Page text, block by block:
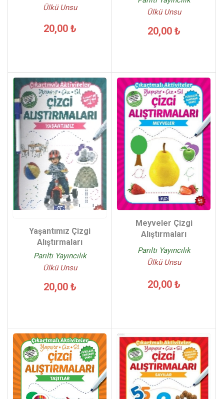
Ülkü Unsu
20,00 ₺
Ülkü Unsu
20,00 ₺
Yaşantımız Çizgi
Alıştırmaları
Parıltı Yayıncılık
Ülkü Unsu
20,00 ₺
Meyveler Çizgi
Alıştırmaları
Parıltı Yayıncılık
Ülkü Unsu
20,00 ₺